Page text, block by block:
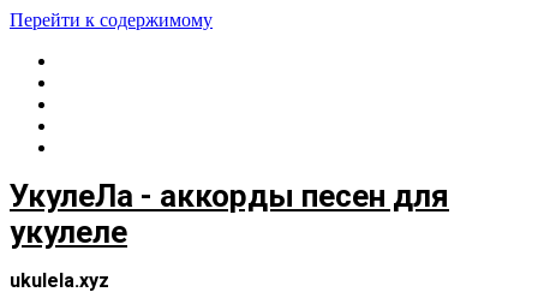
Перейти к содержимому
УкулеЛа - аккорды песен для
укулеле
ukulela.xyz